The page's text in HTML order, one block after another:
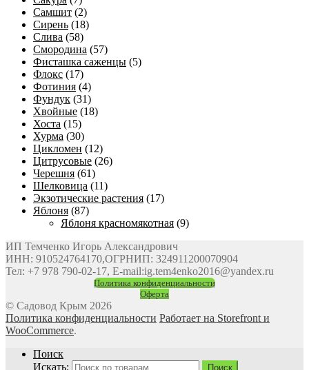
Самшит (2)
Сирень (18)
Слива (58)
Смородина (57)
Фисташка саженцы (5)
Флокс (17)
Фотиния (4)
Фундук (31)
Хвойные (18)
Хоста (15)
Хурма (30)
Цикломен (12)
Цитрусовые (26)
Черешня (61)
Шелковица (11)
Экзотические растения (17)
Яблоня (87)
Яблоня красномякотная (9)
ИП Темченко Игорь Александрович
ИНН: 910524764170,ОГРНИП: 324911200070904
Тел: +7 978 790-02-17, E-mail:ig.tem4enko2016@yandex.ru
Политика конфиденциальности
Оферта
© Садовод Крым 2026
Политика конфиденциальности Работает на Storefront и
WooCommerce.
Поиск
Искать:
Поиск